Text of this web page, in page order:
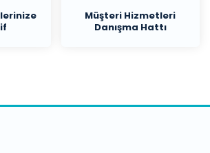
Müşteri Hizmetleri
Danışma Hattı